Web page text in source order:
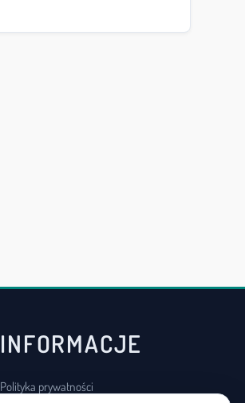
INFORMACJE
Polityka prywatności